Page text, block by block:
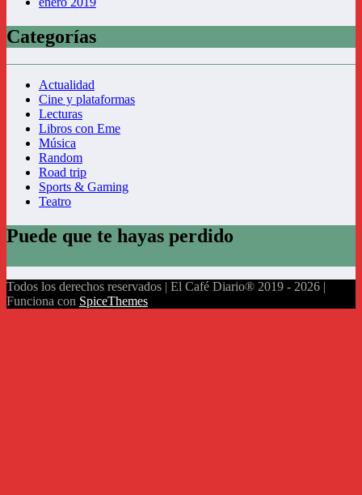
Categorías
Actualidad
Cine y plataformas
Lecturas
Libros con Eme
Música
Random
Road trip
Sports & Gaming
Teatro
Puede que te hayas perdido
Todos los derechos reservados | El Café Diario® 2019 - 2026 |
Funciona con SpiceThemes